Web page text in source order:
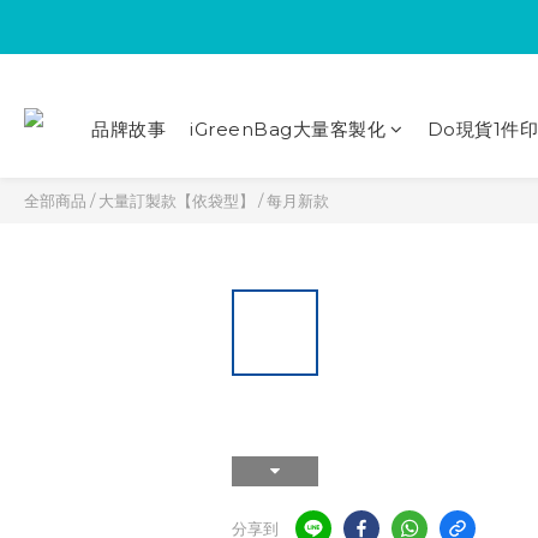
品牌故事 iGreenBag大量客製化 Do現貨1件
全部商品 /大量訂製款【依袋型】 /每月新款
分享到